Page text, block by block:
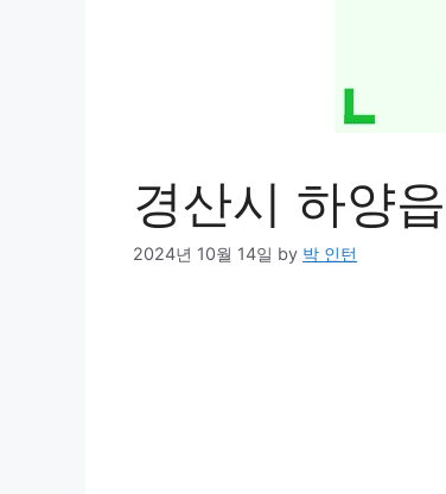
경산시 하양
2024년 10월 14일 by 박 인턴